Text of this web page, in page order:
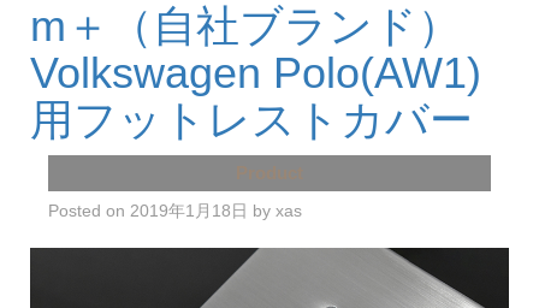
m＋（自社ブランド）
Volkswagen Polo(AW1)
用フットレストカバー
Posted on 2019年1月18日 by xas